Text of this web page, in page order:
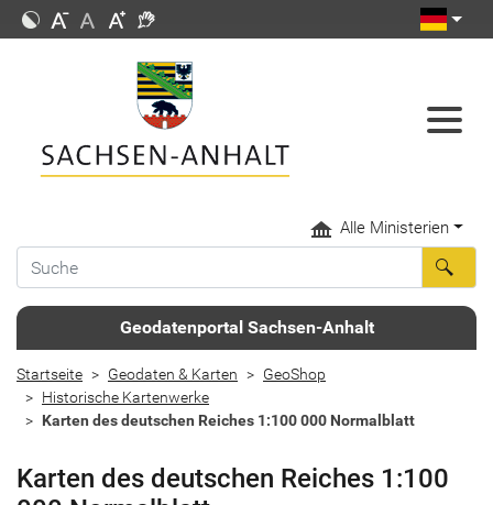
Alle Ministerien
Geodatenportal Sachsen-Anhalt
Startseite Geodaten & Karten
GeoShop
Historische Kartenwerke
Karten des deutschen Reiches 1:100 000 Normalblatt
Karten des deutschen Reiches 1:100